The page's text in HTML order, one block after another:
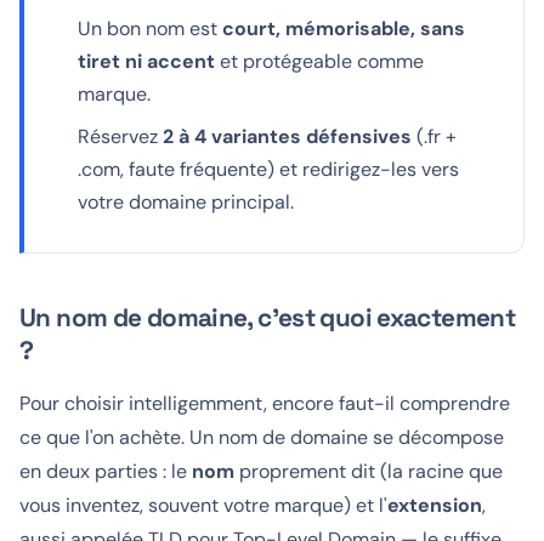
Un bon nom estcourt, mémorisable, sans
tiret ni accentet protégeable comme
marque.
Réservez2 à 4 variantes défensives (.fr +
.com, faute fréquente) et redirigez-les vers
votre domaine principal.
Un nom de domaine, c'est quoi exactement
?
Pour choisir intelligemment, encore faut-il comprendre
ce que l'on achète. Un nom de domaine se décompose
en deux parties : le nom proprement dit (la racine que
vous inventez, souvent votre marque) et l'extension,